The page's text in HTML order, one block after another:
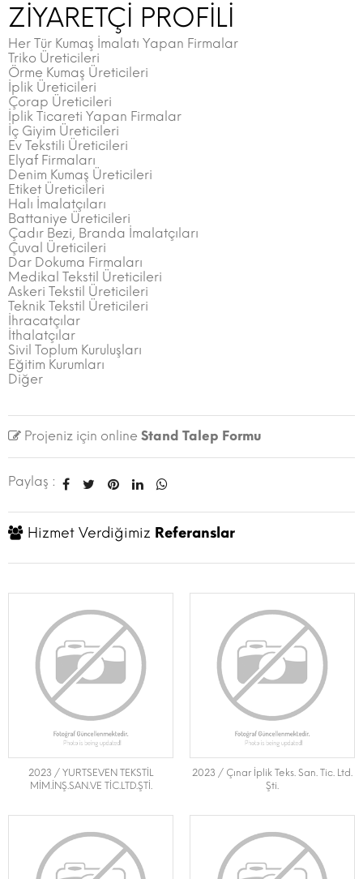
ZİYARETÇİ PROFİLİ
Her Tür Kumaş İmalatı Yapan Firmalar
Triko Üreticileri
Örme Kumaş Üreticileri
İplik Üreticileri
Çorap Üreticileri
İplik Ticareti Yapan Firmalar
İç Giyim Üreticileri
Ev Tekstili Üreticileri
Elyaf Firmaları
Denim Kumaş Üreticileri
Etiket Üreticileri
Halı İmalatçıları
Battaniye Üreticileri
Çadır Bezi, Branda İmalatçıları
Çuval Üreticileri
Dar Dokuma Firmaları
Medikal Tekstil Üreticileri
Askeri Tekstil Üreticileri
Teknik Tekstil Üreticileri
İhracatçılar
İthalatçılar
Sivil Toplum Kuruluşları
Eğitim Kurumları
Diğer
Projeniz için online Stand Talep Formu
Paylaş :
Hizmet Verdiğimiz Referanslar
2023 / YURTSEVEN TEKSTİL
MİM.İNŞ.SAN.VE TİC.LTD.ŞTİ.
2023 / Çınar İplik Teks. San. Tic. Ltd.
Şti.